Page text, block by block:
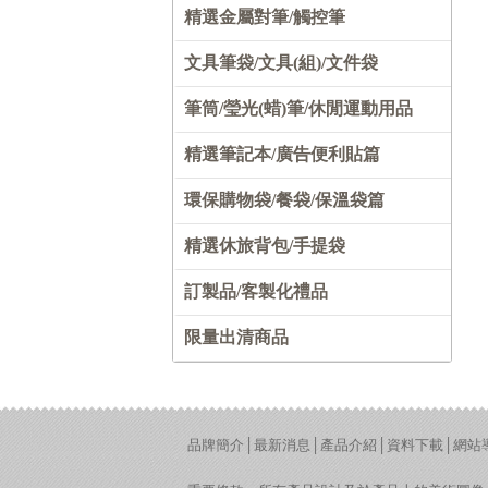
精選金屬對筆/觸控筆
文具筆袋/文具(組)/文件袋
筆筒/瑩光(蜡)筆/休閒運動用品
精選筆記本/廣告便利貼篇
環保購物袋/餐袋/保溫袋篇
精選休旅背包/手提袋
訂製品/客製化禮品
限量出清商品
品牌簡介 最新消息 產品介紹 資料下載 網站